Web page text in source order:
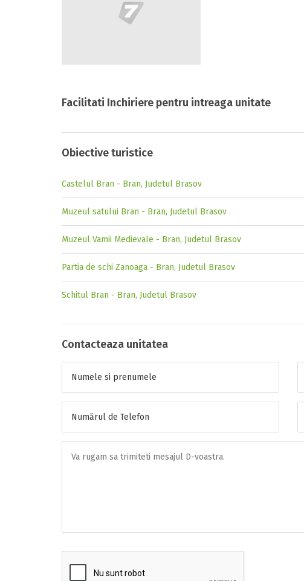
Facilitati Inchiriere pentru intreaga unitate
Obiective turistice
Castelul Bran - Bran, Judetul Brasov
Muzeul satului Bran - Bran, Judetul Brasov
Muzeul Vamii Medievale - Bran, Judetul Brasov
Partia de schi Zanoaga - Bran, Judetul Brasov
Schitul Bran - Bran, Judetul Brasov
Contacteaza unitatea